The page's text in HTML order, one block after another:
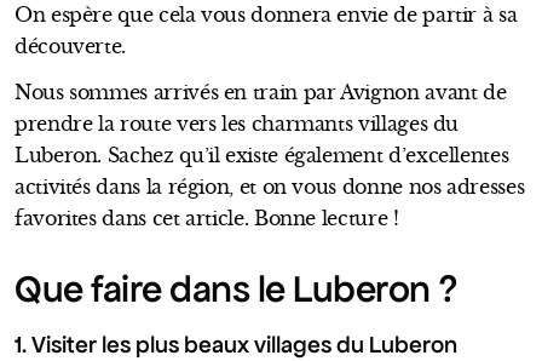
On espère que cela vous donnera envie de partir à sa
découverte.
Nous sommes arrivés en train par Avignon avant de
prendre la route vers les charmants villages du
Luberon. Sachez qu’il existe également d’excellentes
activités dans la région, et on vous donne nos adresses
favorites dans cet article. Bonne lecture !
Que faire dans le Luberon ?
1. Visiter les plus beaux villages du Luberon